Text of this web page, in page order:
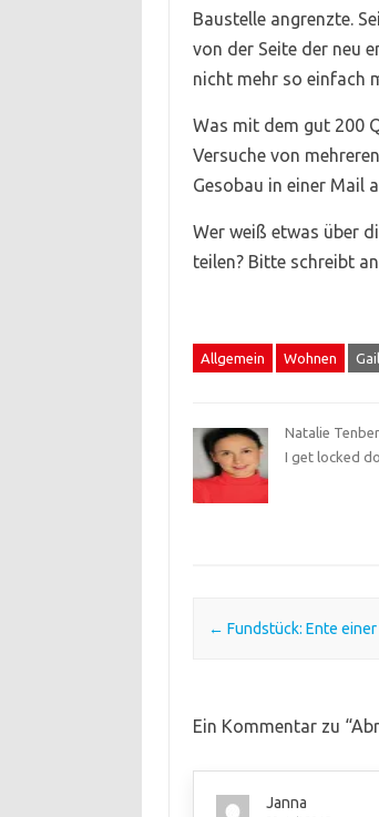
Baustelle angrenzte.
von der Seite der neu
nicht mehr so einfach
Was mit dem gut 200
Versuche von
Gesobau in einer Mail
Wer weiß etwas über
teilen? Bitte schreibt
Allgemein Wohnen
Natalie
I get locked
Post navigation
← Fundstück: Ente einer
Ein Kommentar zu “
Janna